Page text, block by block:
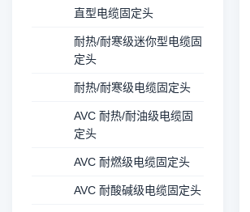
直型电缆固定头
耐热/耐寒级迷你型电缆固
定头
耐热/耐寒级电缆固定头
AVC 耐热/耐油级电缆固
定头
AVC 耐燃级电缆固定头
AVC 耐酸碱级电缆固定头